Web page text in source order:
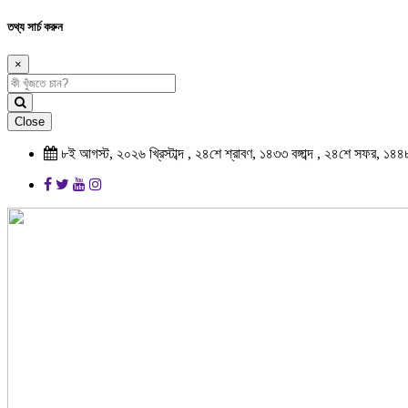
তথ্য সার্চ করুন
×
Close
৮ই আগস্ট, ২০২৬ খ্রিস্টাব্দ , ২৪শে শ্রাবণ, ১৪৩৩ বঙ্গাব্দ , ২৪শে সফর,